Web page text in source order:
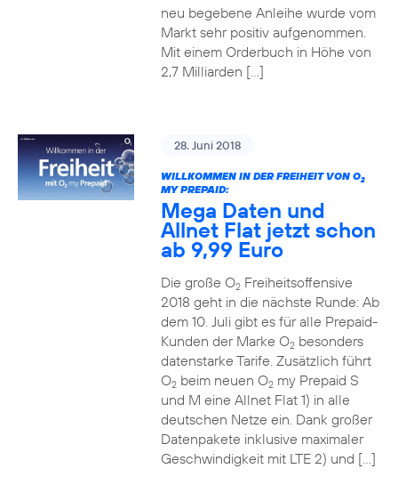
neu begebene Anleihe wurde vom
Markt sehr positiv aufgenommen.
Mit einem Orderbuch in Höhe von
2,7 Milliarden […]
28. Juni 2018
WILLKOMMEN IN DER FREIHEIT VON O2
MY PREPAID:
Mega Daten und
Allnet Flat jetzt schon
ab 9,99 Euro
Die große O2Freiheitsoffensive
2018 geht in die nächste Runde: Ab
dem 10. Juli gibt es für alle Prepaid-
Kunden der Marke O2besonders
datenstarke Tarife. Zusätzlich führt
O2beim neuen O2my Prepaid S
und M eine Allnet Flat 1) in alle
deutschen Netze ein. Dank großer
Datenpakete inklusive maximaler
Geschwindigkeit mit LTE 2) und […]